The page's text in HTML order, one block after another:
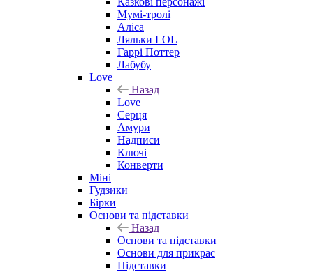
Мумі-тролі
Аліса
Ляльки LOL
Гаррі Поттер
Лабубу
Love
Назад
Love
Серця
Амури
Надписи
Ключі
Конверти
Міні
Гудзики
Бірки
Основи та підставки
Назад
Основи та підставки
Основи для прикрас
Підставки